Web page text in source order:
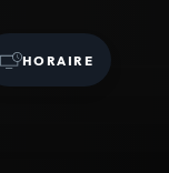
HORAIRE